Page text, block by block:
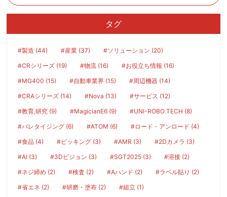
タグ
#製造 (44) #産業 (37)
#ソリューション (20)
#CRシリーズ (19)
#物流 (16)
#お役立ち情報 (16)
#MG400 (15)
#自動車業界 (15)
#周辺機器 (14)
#CRAシリーズ (14)
#Nova (13)
#サービス (12)
#教育,研究 (9)
#MagicianE6 (9)
#UNI-ROBO TECH (8)
#パレタイジング (6)
#ATOM (6)
#ロード・アンロード (4)
#食品 (4)
#ピッキング (3) #AMR (3)
#2Dカメラ (3)
#AI (3)
#3Dビジョン (3) #SGT2025 (3)
#溶接 (2)
#ネジ締め (2)
#検査 (2) #Aハンド (2)
#ラベル貼り (2)
#省エネ (2)
#研磨・塗布 (2)
#組立 (1)